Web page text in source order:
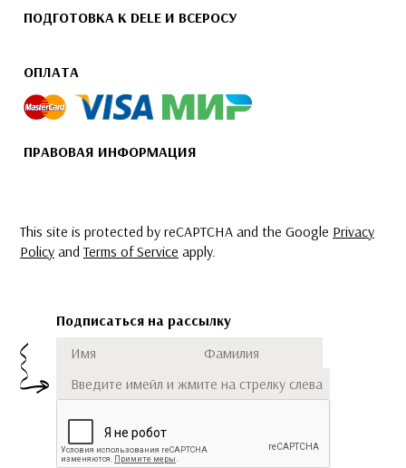
ПОДГОТОВКА К DELE И ВСЕРОСУ
ОПЛАТА
ПРАВОВАЯ ИНФОРМАЦИЯ
This site is protected by reCAPTCHA and the Google Privacy
Policy andTerms of Service apply.
Подписаться на рассылку
Имя
Фамилия
Подписаться